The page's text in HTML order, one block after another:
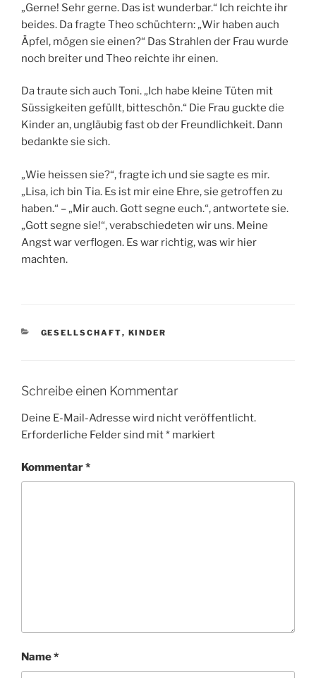
„Gerne! Sehr gerne. Das ist wunderbar.“ Ich reichte ihr
beides. Da fragte Theo schüchtern: „Wir haben auch
Äpfel, mögen sie einen?“ Das Strahlen der Frau wurde
noch breiter und Theo reichte ihr einen.
Da traute sich auch Toni. „Ich habe kleine Tüten mit
Süssigkeiten gefüllt, bitteschön.“ Die Frau guckte die
Kinder an, ungläubig fast ob der Freundlichkeit. Dann
bedankte sie sich.
„Wie heissen sie?“, fragte ich und sie sagte es mir.
„Lisa, ich bin Tia. Es ist mir eine Ehre, sie getroffen zu
haben.“ – „Mir auch. Gott segne euch.“, antwortete sie.
„Gott segne sie!“, verabschiedeten wir uns. Meine
Angst war verflogen. Es war richtig, was wir hier
machten.
KATEGORIEN
GESELLSCHAFT, KINDER
Schreibe einen Kommentar
Deine E-Mail-Adresse wird nicht veröffentlicht.
Erforderliche Felder sind mit* markiert
Kommentar*
Name*